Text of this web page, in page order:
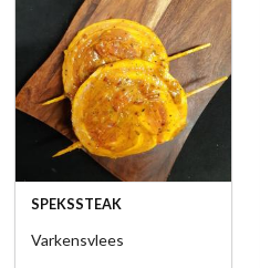
SPEKSSTEAK
Varkensvlees